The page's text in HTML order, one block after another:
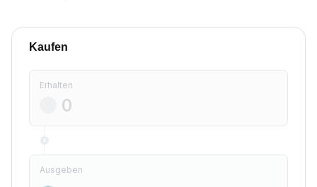
Kaufen
Erhalten
Ausgeben